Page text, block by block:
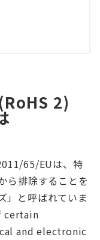
2)
65/EUは、特
ら排除することを
」と呼ばれていま
certain
and electronic